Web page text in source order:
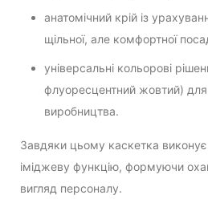
анатомічний крій із
щільної, але комфортної
універсальні кольорові
флуоресцентний жовтий) для
виробництва.
Завдяки цьому каскетка
іміджеву функцію, формуючи
вигляд персоналу.